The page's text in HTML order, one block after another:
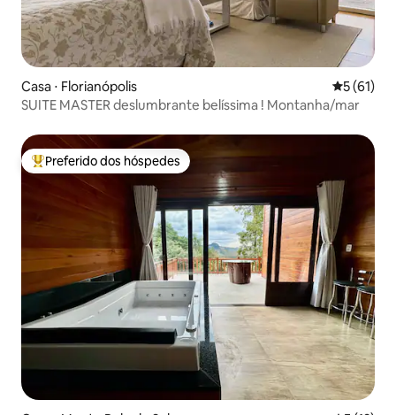
Casa ⋅ Florianópolis 5 de uma
5 (61)
SUITE MASTER deslumbrante belíssima ! Montanha/mar
Entre os melhores preferidos dos hóspedes
Preferido dos hóspedes